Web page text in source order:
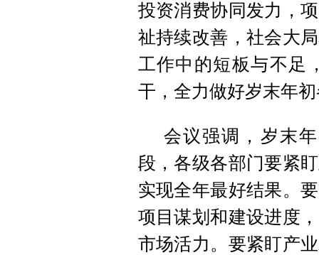
投资消费协同发力，
祉持续改善，社会大
工作中的短板与不足
干，全力做好岁末年
会议强调，岁末
段，各级各部门要紧
实现全年最好结果。
项目谋划和建设进度
市场活力。要紧盯产